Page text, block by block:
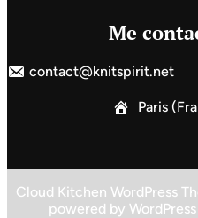
Me
contact@knitspirit.net
Paris
Cloud Kitchen WordPress
powered by WordPress